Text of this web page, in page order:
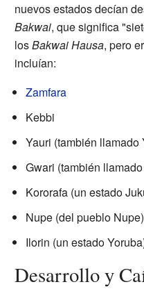
nuevos estados decían
Bakwai, que significa
losBakwai Hausa, pero
incluían:
Zamfara
Kebbi
Yauri (también llamado
Gwari (también
Kororafa (un estado
Nupe (del pueblo Nupe)
Ilorin (un estado
Desarrollo y